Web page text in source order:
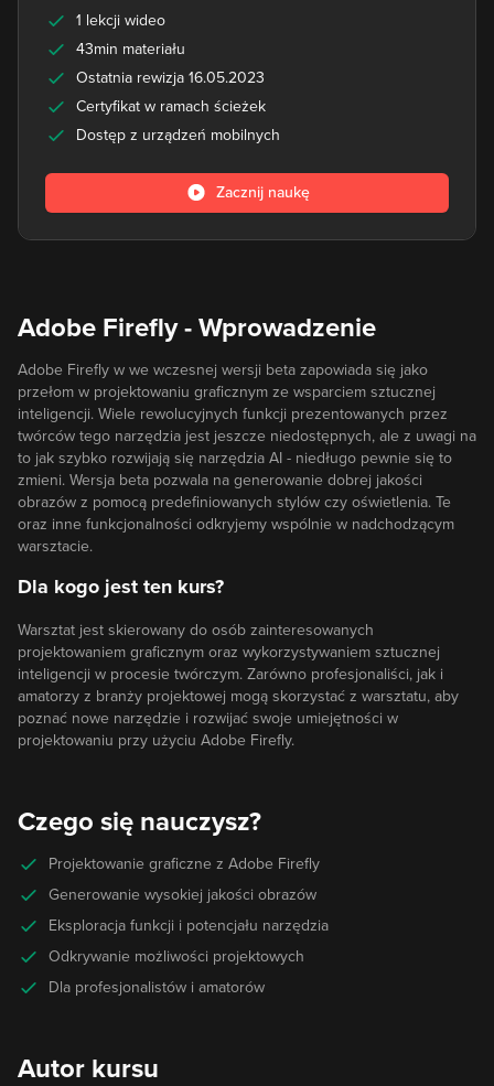
Adobe Firefly - Wprowadzenie
Adobe Firefly w we wczesnej wersji beta zapowiada się jako
przełom w projektowaniu graficznym ze wsparciem sztucznej
inteligencji. Wiele rewolucyjnych funkcji prezentowanych przez
twórców tego narzędzia jest jeszcze niedostępnych, ale z uwagi na
to jak szybko rozwijają się narzędzia AI - niedługo pewnie się to
zmieni. Wersja beta pozwala na generowanie dobrej jakości
obrazów z pomocą predefiniowanych stylów czy oświetlenia. Te
oraz inne funkcjonalności odkryjemy wspólnie w nadchodzącym
warsztacie.
Dla kogo jest ten kurs?
Warsztat jest skierowany do osób zainteresowanych
projektowaniem graficznym oraz wykorzystywaniem sztucznej
inteligencji w procesie twórczym. Zarówno profesjonaliści, jak i
amatorzy z branży projektowej mogą skorzystać z warsztatu, aby
poznać nowe narzędzie i rozwijać swoje umiejętności w
projektowaniu przy użyciu Adobe Firefly.
Czego się nauczysz?
Projektowanie graficzne z Adobe Firefly
Generowanie wysokiej jakości obrazów
Eksploracja funkcji i potencjału narzędzia
Odkrywanie możliwości projektowych
Dla profesjonalistów i amatorów
Autor kursu
1 lekcji wideo
43min materiału
Ostatnia rewizja 16.05.2023
Certyfikat w ramach ścieżek
Dostęp z urządzeń mobilnych
Zacznij naukę